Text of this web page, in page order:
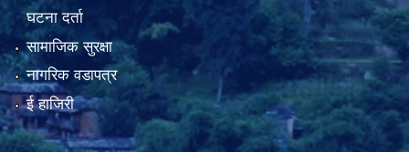
नियमित खाेप केन्द्र विवरण
घटना दर्ता
सामाजिक सुरक्षा
नागरिक वडापत्र
ई हाजिरी